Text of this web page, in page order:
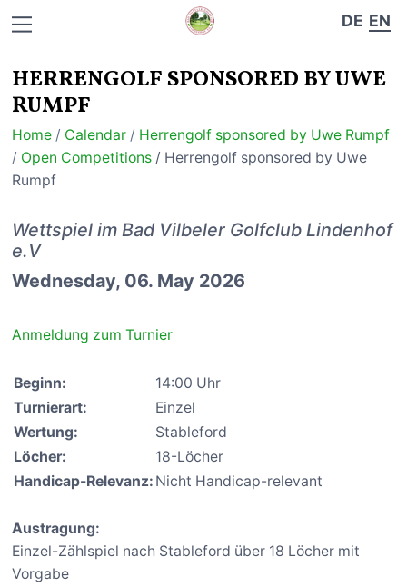
DE EN
HERRENGOLF SPONSORED BY UWE
RUMPF
Home / Calendar / Herrengolf sponsored by Uwe Rumpf
/ Open Competitions / Herrengolf sponsored by Uwe
Rumpf
Wettspiel im Bad Vilbeler Golfclub Lindenhof
e.V
Wednesday, 06. May 2026
Anmeldung zum Turnier
Beginn:
14:00 Uhr
Turnierart:
Einzel
Wertung:
Stableford
Löcher:
18-Löcher
Handicap-Relevanz: Nicht Handicap-relevant
Austragung:
Einzel-Zählspiel nach Stableford über 18 Löcher mit
Vorgabe